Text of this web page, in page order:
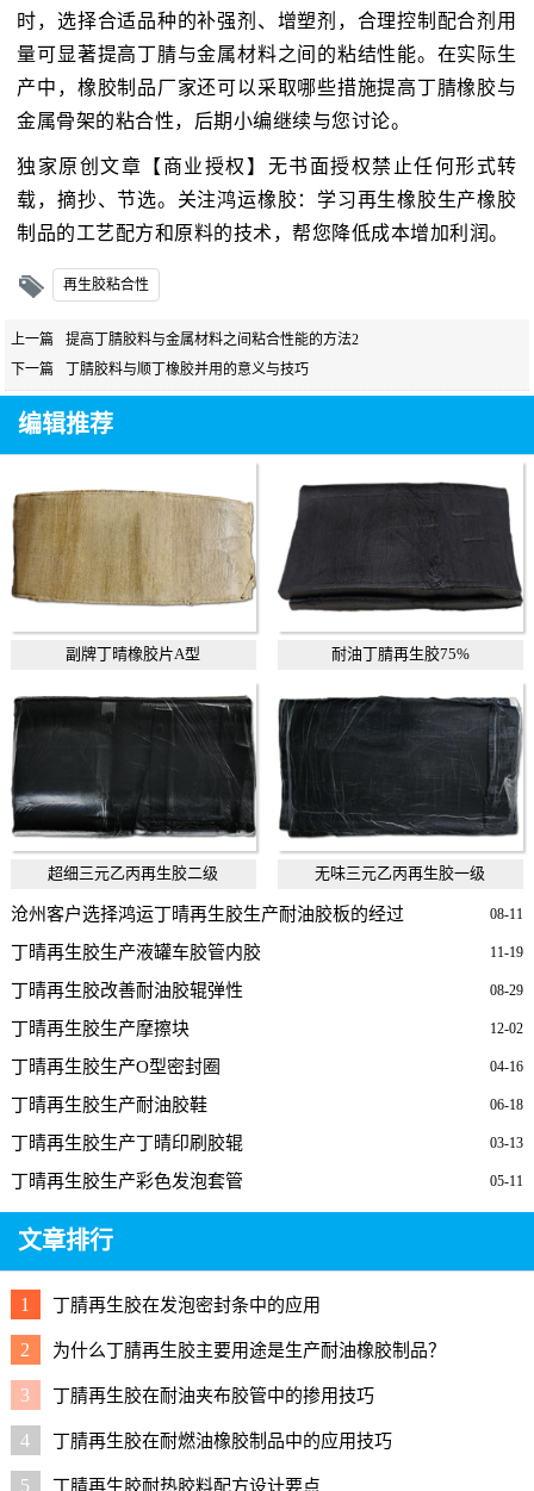
时，选择合适品种的补强剂、增塑剂，合理控制配合剂用
量可显著提高丁腈与金属材料之间的粘结性能。在实际生
产中，橡胶制品厂家还可以采取哪些措施提高丁腈橡胶与
金属骨架的粘合性，后期小编继续与您讨论。
独家原创文章【商业授权】无书面授权禁止任何形式转
载，摘抄、节选。关注鸿运橡胶：学习再生橡胶生产橡胶
制品的工艺配方和原料的技术，帮您降低成本增加利润。
再生胶粘合性
上一篇
提高丁腈胶料与金属材料之间粘合性能的方法2
下一篇
丁腈胶料与顺丁橡胶并用的意义与技巧
编辑推荐
副牌丁晴橡胶片A型 耐油丁腈再生胶75%
超细三元乙丙再生胶二级 无味三元乙丙再生胶一级
08-11
沧州客户选择鸿运丁晴再生胶生产耐油胶板的经过
11-19
丁晴再生胶生产液罐车胶管内胶
08-29
丁晴再生胶改善耐油胶辊弹性
12-02
丁晴再生胶生产摩擦块
04-16
丁晴再生胶生产O型密封圈
06-18
丁晴再生胶生产耐油胶鞋
03-13
丁晴再生胶生产丁晴印刷胶辊
05-11
丁晴再生胶生产彩色发泡套管
文章排行
1 丁腈再生胶在发泡密封条中的应用
2 为什么丁腈再生胶主要用途是生产耐油橡胶制品？
3 丁腈再生胶在耐油夹布胶管中的掺用技巧
4 丁腈再生胶在耐燃油橡胶制品中的应用技巧
5 丁腈再生胶耐热胶料配方设计要点